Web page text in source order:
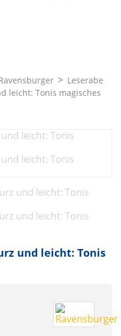
Leserabe
leicht: Tonis magisches
und leicht: Tonis